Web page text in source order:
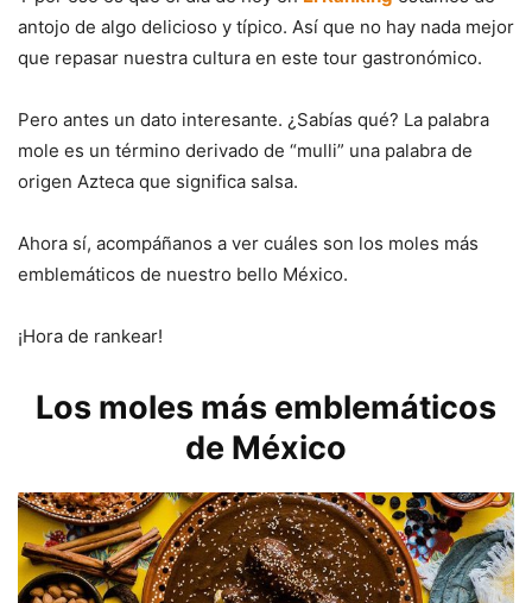
antojo de algo delicioso y típico. Así que no hay nada mejor
que repasar nuestra cultura en este tour gastronómico.
Pero antes un dato interesante. ¿Sabías qué? La palabra
mole es un término derivado de “mulli” una palabra de
origen Azteca que significa salsa.
Ahora sí, acompáñanos a ver cuáles son los moles más
emblemáticos de nuestro bello México.
¡Hora de rankear!
Los moles más emblemáticos
de México